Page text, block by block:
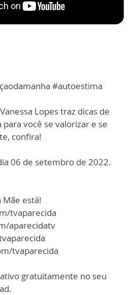
#autoestima
Lopes traz dicas de
você se valorizar e se
confira!
06 de setembro de 2022.
Mãe está!
tvaparecida
aparecidatv
tvaparecida
gratuitamente no seu